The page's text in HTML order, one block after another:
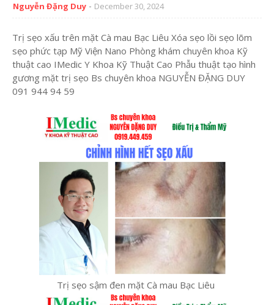
Nguyễn Đặng Duy December 30, 2024
Trị sẹo xấu trên mặt Cà mau Bạc Liêu Xóa sẹo lồi sẹo lõm
sẹo phức tạp Mỹ Viện Nano Phòng khám chuyên khoa Kỹ
thuật cao IMedic Y Khoa Kỹ Thuật Cao Phẫu thuật tạo hình
gương mặt trị sẹo Bs chuyên khoa NGUYỄN ĐẶNG DUY
091 944 94 59
Trị sẹo sậm đen mặt Cà mau Bạc Liêu